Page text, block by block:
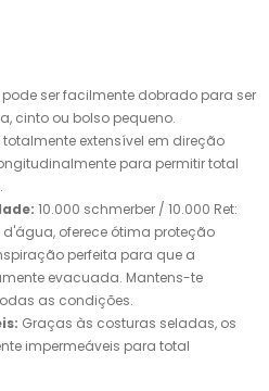
pode ser facilmente dobrado para ser
cinto ou bolso pequeno.
totalmente extensível em direção
para permitir total
10.000 schmerber / 10.000 Ret:
oferece ótima proteção
perfeita para que a
evacuada. Mantens-te
as condições.
Graças às costuras seladas, os
impermeáveis para total